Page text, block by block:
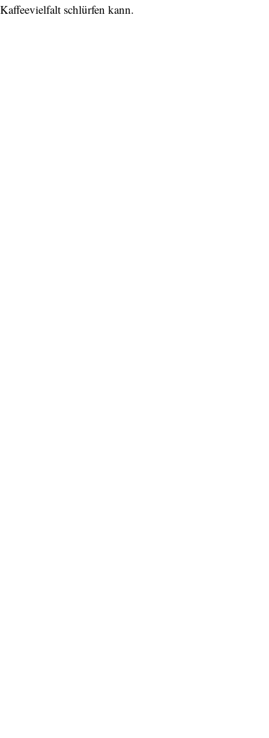
Kaffeevielfalt schlürfen kann.